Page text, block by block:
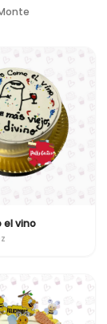
el vino